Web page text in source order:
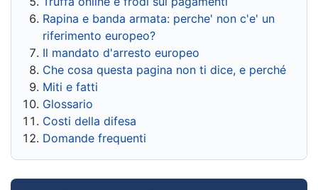
Rapina e banda armata: perche' non c'e' un
riferimento europeo?
Il mandato d'arresto europeo
Che cosa questa pagina non ti dice, e perché
Miti e fatti
Glossario
Costi della difesa
Domande frequenti